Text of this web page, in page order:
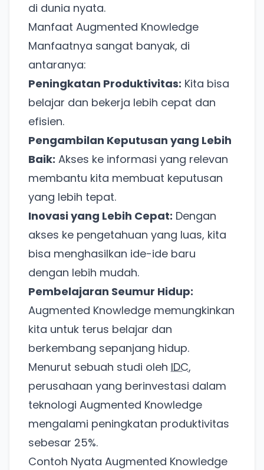
di dunia nyata.
Manfaat Augmented Knowledge
Manfaatnya sangat banyak, di
antaranya:
Peningkatan Produktivitas: Kita bisa
belajar dan bekerja lebih cepat dan
efisien.
Pengambilan Keputusan yang Lebih
Baik: Akses ke informasi yang relevan
membantu kita membuat keputusan
yang lebih tepat.
Inovasi yang Lebih Cepat: Dengan
akses ke pengetahuan yang luas, kita
bisa menghasilkan ide-ide baru
dengan lebih mudah.
Pembelajaran Seumur Hidup:
Augmented Knowledge memungkinkan
kita untuk terus belajar dan
berkembang sepanjang hidup.
Menurut sebuah studi oleh IDC,
perusahaan yang berinvestasi dalam
teknologi Augmented Knowledge
mengalami peningkatan produktivitas
sebesar 25%.
Contoh Nyata Augmented Knowledge